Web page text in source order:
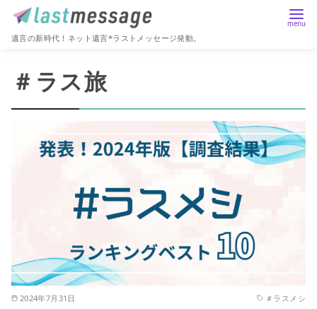
遺言の新時代！ネット遺言*ラストメッセージ発動。
＃ラス旅
2024年7月31日 ＃ラスメシ